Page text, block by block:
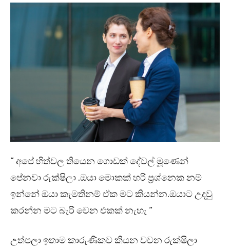
” අපේ හිත්වල තියෙන ගොඩක් දේවල් මූණෙන්
පේනවා රුක්ෂිලා .ඔයා මොකක් හරි ප්‍රශ්නෙක නම්
ඉන්නේ ඔයා කැමතිනම් ඒක මට කියන්න.ඔයාට උදවු
කරන්න මට බැරි වෙන එකක් නැහැ “
උත්පලා ඉතාම කාරුණිකව කියන වචන රුක්ෂිලා